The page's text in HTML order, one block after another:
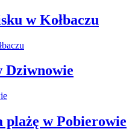
w Kołbaczu
Dziwnowie
plażę w Pobierowie